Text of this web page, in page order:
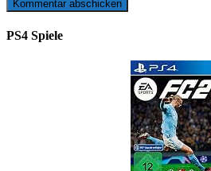
PS4 Spiele